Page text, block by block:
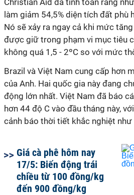
Christian Aid đã tính toán rằng
làm giảm 54,5% diện tích đất phù
Nó sẽ xảy ra ngay cả khi mức
được giữ trong phạm vi mục tiêu
không quá 1,5 - 2ºC so với mức
Brazil và Việt Nam cung cấp hơn
của Anh. Hai quốc gia này đang
động lớn nhất. Việt Nam đã báo
hơn 44 độ C vào đầu tháng này,
cảnh báo thời tiết khắc nghiệt
Giá cà phê hôm nay
17/5: Biến động trái
chiều từ 100 đồng/kg
đến 900 đồng/kg